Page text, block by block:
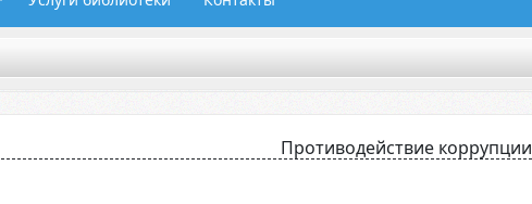
Противодействие коррупции